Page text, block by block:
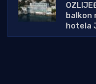
balkon
hotela